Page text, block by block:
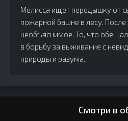
Мелисса ищет передышку от
пожарной башне в лесу. После
необъяснимое. То, что
в борьбу за выживание с
природы и разума.
Смотри в